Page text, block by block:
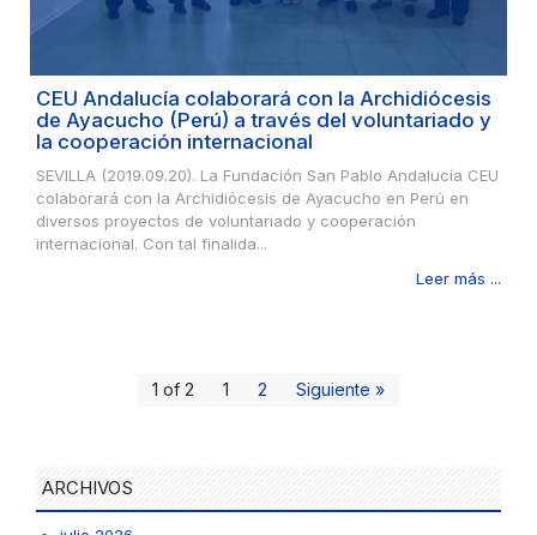
CEU Andalucía colaborará con la Archidiócesis
de Ayacucho (Perú) a través del voluntariado y
la cooperación internacional
SEVILLA (2019.09.20). La Fundación San Pablo Andalucía CEU
colaborará con la Archidiócesis de Ayacucho en Perú en
diversos proyectos de voluntariado y cooperación
internacional. Con tal finalida...
Leer más ...
1 of 2 1 2 Siguiente »
ARCHIVOS